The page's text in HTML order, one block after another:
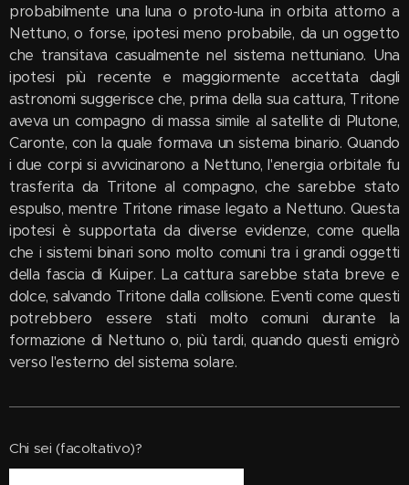
probabilmente una luna o proto-luna in orbita attorno a
Nettuno, o forse, ipotesi meno probabile, da un oggetto
che transitava casualmente nel sistema nettuniano. Una
ipotesi più recente e maggiormente accettata dagli
astronomi suggerisce che, prima della sua cattura, Tritone
aveva un compagno di massa simile al satellite di Plutone,
Caronte, con la quale formava un sistema binario. Quando
i due corpi si avvicinarono a Nettuno, l'energia orbitale fu
trasferita da Tritone al compagno, che sarebbe stato
espulso, mentre Tritone rimase legato a Nettuno. Questa
ipotesi è supportata da diverse evidenze, come quella
che i sistemi binari sono molto comuni tra i grandi oggetti
della fascia di Kuiper. La cattura sarebbe stata breve e
dolce, salvando Tritone dalla collisione. Eventi come questi
potrebbero essere stati molto comuni durante la
formazione di Nettuno o, più tardi, quando questi emigrò
verso l'esterno del sistema solare.
Chi sei (facoltativo)?